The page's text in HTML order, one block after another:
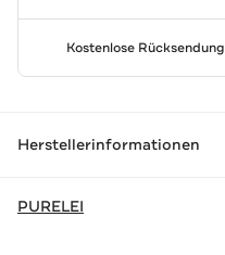
Kostenlose Rücksendung
Herstellerinformationen
PURELEI